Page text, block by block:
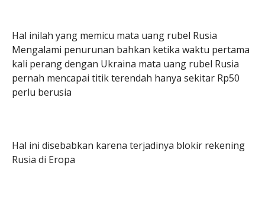
Hal inilah yang memicu mata uang rubel Rusia
Mengalami penurunan bahkan ketika waktu pertama
kali perang dengan Ukraina mata uang rubel Rusia
pernah mencapai titik terendah hanya sekitar Rp50
perlu berusia
Hal ini disebabkan karena terjadinya blokir rekening
Rusia di Eropa